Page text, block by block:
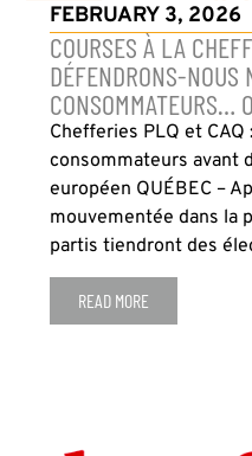
FEBRUARY 3, 2026
COURSES À LA
DÉFENDRONS-NOUS
CONSOMMATEURS…
Chefferies PLQ et
consommateurs avant
européen QUÉBEC –
mouvementée dans la
partis tiendront des
READ MORE